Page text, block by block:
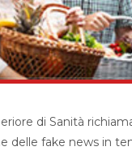
di Sanità
delle fake news in